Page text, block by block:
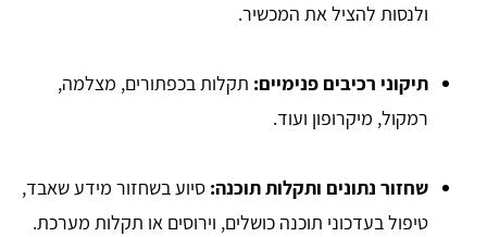
ולנסות להציל את המכשיר.
תיקוני רכיבים פנימיים: תקלות בכפתורים, מצלמה,
רמקול, מיקרופון ועוד.
שחזור נתונים ותקלות תוכנה: סיוע בשחזור מידע שאבד,
טיפול בעדכוני תוכנה כושלים, וירוסים או תקלות מערכת.